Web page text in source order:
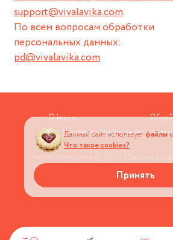
support@vivalavika.com
По всем вопросам обработки
персональных данных:
pd@vivalavika.com
Оферта
Политика обработки
Данный сайт используетфайлы
Что такое cookies?
Принять